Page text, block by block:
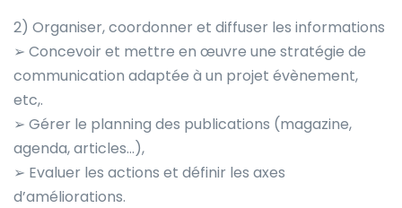
2) Organiser, coordonner et diffuser les informations
➢ Concevoir et mettre en œuvre une stratégie de
communication adaptée à un projet évènement,
etc,.
➢ Gérer le planning des publications (magazine,
agenda, articles…),
➢ Evaluer les actions et définir les axes
d’améliorations.